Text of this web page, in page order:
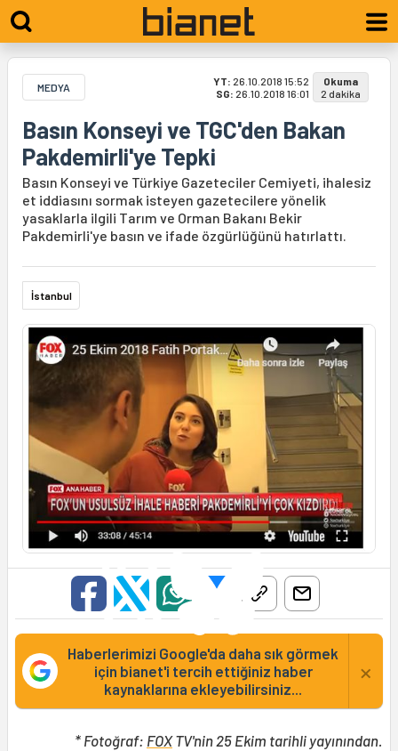
MEDYA YT: 26.10.2018 15:52
SG: 26.10.2018 16:01
Okuma
2 dakika
Basın Konseyi ve TGC'den Bakan
Pakdemirli'ye Tepki
Basın Konseyi ve Türkiye Gazeteciler Cemiyeti, ihalesiz
et iddiasını sormak isteyen gazetecilere yönelik
yasaklarla ilgili Tarım ve Orman Bakanı Bekir
Pakdemirli'ye basın ve ifade özgürlüğünü hatırlattı.
İstanbul
Haberlerimizi Google'da daha sık görmek
için bianet'i tercih ettiğiniz haber
kaynaklarına ekleyebilirsiniz...
×
* Fotoğraf: FOXTV'nin 25 Ekim tarihli yayınından.